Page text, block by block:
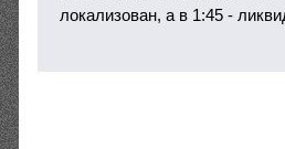
локализован, а в 1:45 -